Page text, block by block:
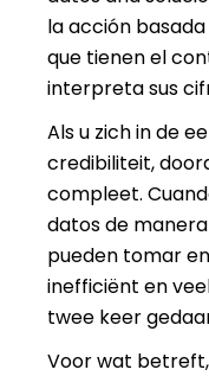
la acción
que tienen el
interpreta sus
Als u zich in de
credibiliteit,
compleet.
datos de
pueden tomar
inefficiënt en
twee keer
Voor wat